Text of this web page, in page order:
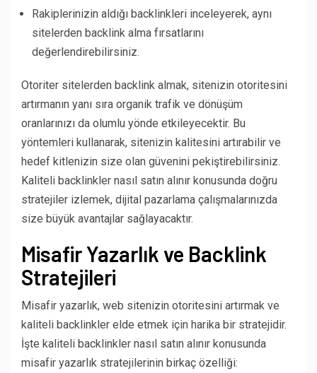
Rakiplerinizin aldığı backlinkleri inceleyerek, aynı
sitelerden backlink alma fırsatlarını
değerlendirebilirsiniz.
Otoriter sitelerden backlink almak, sitenizin otoritesini
artırmanın yanı sıra organik trafik ve dönüşüm
oranlarınızı da olumlu yönde etkileyecektir. Bu
yöntemleri kullanarak, sitenizin kalitesini artırabilir ve
hedef kitlenizin size olan güvenini pekiştirebilirsiniz.
Kaliteli backlinkler nasıl satın alınır konusunda doğru
stratejiler izlemek, dijital pazarlama çalışmalarınızda
size büyük avantajlar sağlayacaktır.
Misafir Yazarlık ve Backlink
Stratejileri
Misafir yazarlık, web sitenizin otoritesini artırmak ve
kaliteli backlinkler elde etmek için harika bir stratejidir.
İşte kaliteli backlinkler nasıl satın alınır konusunda
misafir yazarlık stratejilerinin birkaç özelliği: